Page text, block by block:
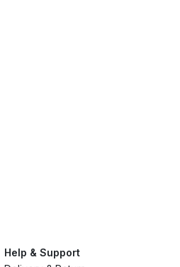
Help & Support